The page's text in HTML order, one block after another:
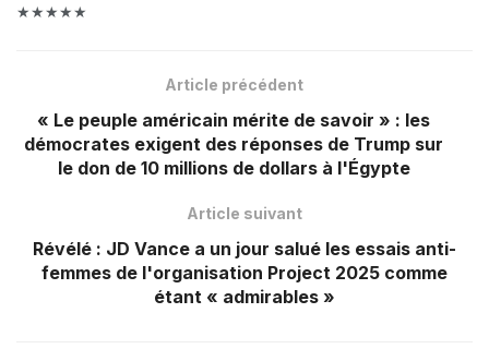
★★★★★
Article précédent
« Le peuple américain mérite de savoir » : les
démocrates exigent des réponses de Trump sur
le don de 10 millions de dollars à l'Égypte
Article suivant
Révélé : JD Vance a un jour salué les essais anti-
femmes de l'organisation Project 2025 comme
étant « admirables »